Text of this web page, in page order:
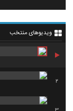
ویدیوهای منتخب
2
3